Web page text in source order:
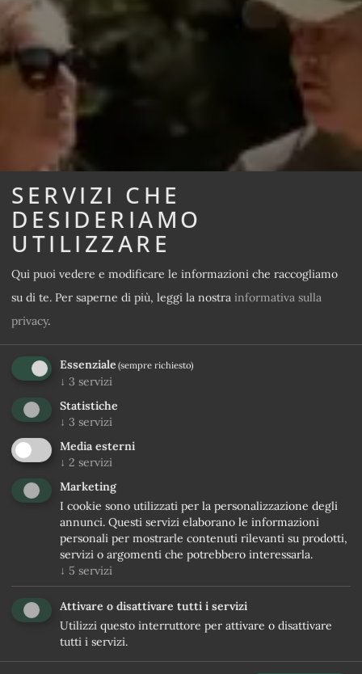
SERVIZI CHE
DESIDERIAMO
UTILIZZARE
Qui puoi vedere e modificare le informazioni che raccogliamo
su di te. Per saperne di più, leggi la nostra informativa sulla
privacy.
Essenziale (sempre richiesto)
↓ 3 servizi
Statistiche
↓ 3 servizi
Media esterni
↓ 2 servizi
Marketing
I cookie sono utilizzati per la personalizzazione degli
annunci. Questi servizi elaborano le informazioni
personali per mostrarle contenuti rilevanti su prodotti,
servizi o argomenti che potrebbero interessarla.
↓ 5 servizi
Attivare o disattivare tutti i servizi
Utilizzi questo interruttore per attivare o disattivare
tutti i servizi.